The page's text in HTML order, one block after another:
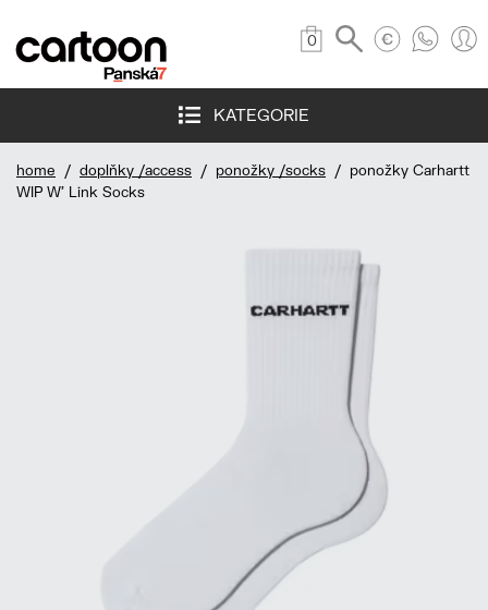
0
KATEGORIE
home / doplňky /access / ponožky /socks / ponožky Carhartt
WIP W' Link Socks